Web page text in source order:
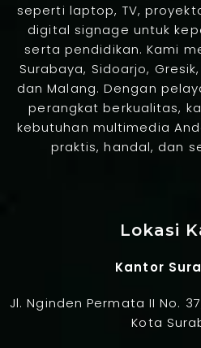
seperti laptop, TV,
digital signage untuk
serta pendidikan. Kami
Surabaya, Sidoarjo,
dan Malang. Dengan
perangkat berkualitas,
kebutuhan multimedia
praktis, handal, dan
Lokasi
Kantor
Jl. Nginden Permata II No.
Kota